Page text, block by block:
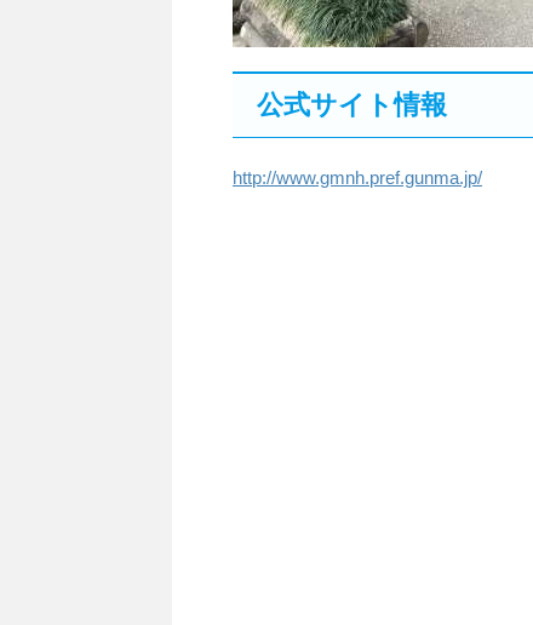
公式サイト情報
http://www.gmnh.pref.gunma.jp/